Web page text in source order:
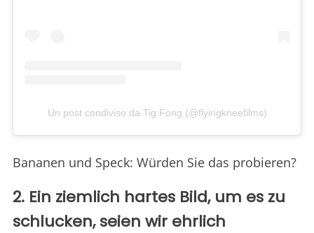
Un post condiviso da Tig Fong (@flyingkneefilms)
Bananen und Speck: Würden Sie das probieren?
2. Ein ziemlich hartes Bild, um es zu
schlucken, seien wir ehrlich